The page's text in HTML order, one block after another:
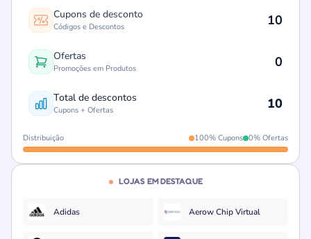
Cupons de desconto
Códigos e Descontos 10
Ofertas
Promoções em Produtos 0
Total de descontos
Cupons + Ofertas 10
Distribuição 100% Cupons 0% Ofertas
LOJAS EM DESTAQUE
Adidas Aerow Chip Virtual